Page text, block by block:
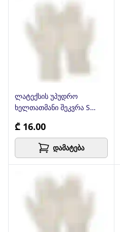
ლატექსის უპუდრო
ხელთათმანი შეკვრა S
₾ 16.00
დამატება